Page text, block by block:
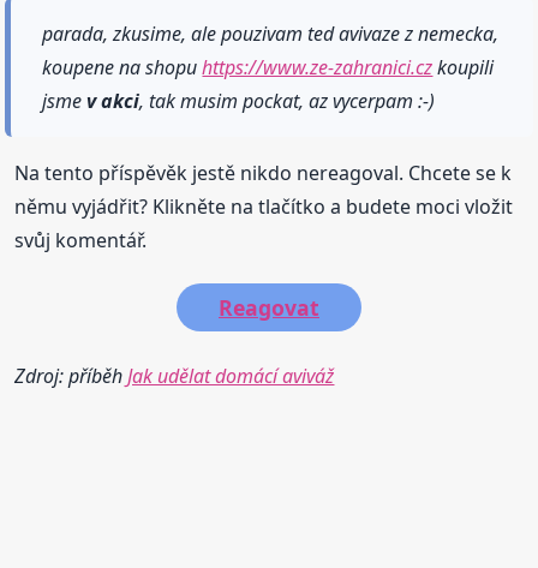
parada, zkusime, ale pouzivam ted avivaze z nemecka,
koupene na shopuhttps://www.ze-zahranici.czkoupili
jsmev akci, tak musim pockat, az vycerpam :-)
Na tento příspěvěk jestě nikdo nereagoval. Chcete se k
němu vyjádřit? Klikněte na tlačítko a budete moci vložit
svůj komentář.
Reagovat
Zdroj: příběhJak udělat domácí aviváž